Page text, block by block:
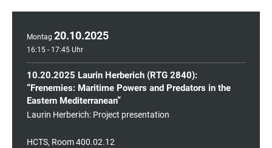
Montag 20.10.2025
16:15 - 17:45 Uhr
10.20.2025 Laurin Herberich (RTG 2840):
“Frenemies: Maritime Powers and Predators in the
Eastern Mediterranean”
Laurin Herberich: Project presentation
HCTS, Room 400.02.12